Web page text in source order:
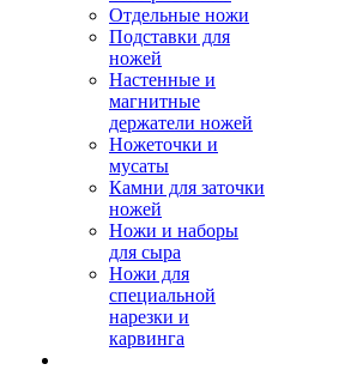
Отдельные ножи
Подставки для
ножей
Настенные и
магнитные
держатели ножей
Ножеточки и
мусаты
Камни для заточки
ножей
Ножи и наборы
для сыра
Ножи для
специальной
нарезки и
карвинга